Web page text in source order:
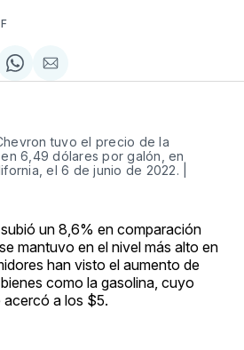
Share
on
Compartir
via
tuvo el precio de la
6,49 dólares por galón, en
el 6 de junio de 2022. |
un 8,6% en comparación
mantuvo en el nivel más alto en
han visto el aumento de
como la gasolina, cuyo
acercó a los $5.